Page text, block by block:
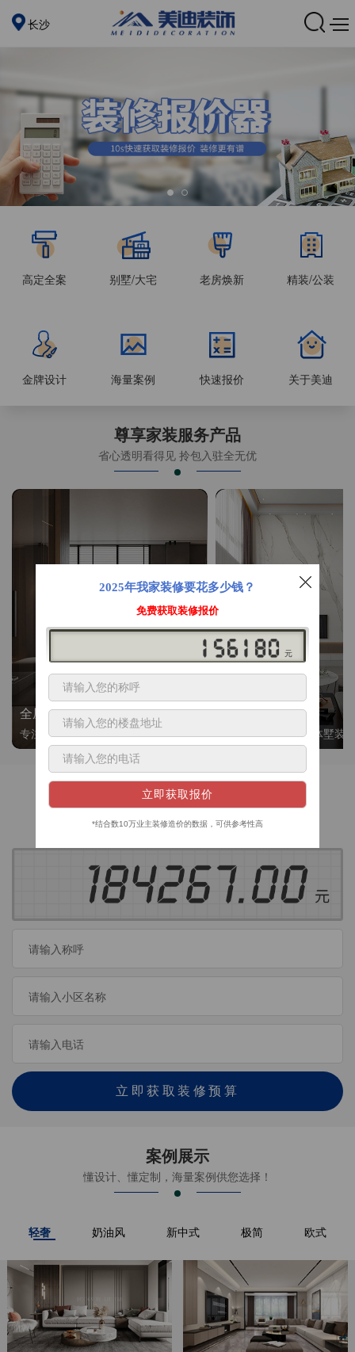
长沙
高定全案 别墅/大宅 老房焕新 精装/公装
金牌设计 海量案例 快速报价 关于美迪
尊享家装服务产品
省心透明看得见 拎包入驻全无优
全屋整装
专注整装24年，高标准，选美迪 十年后仍爱我家
别墅大平层
高端私人定制，整体墅装
获取装修预算
立即获取装修预算
案例展示
懂设计、懂定制，海量案例供您选择！
轻奢 奶油风 新中式 极简 欧式